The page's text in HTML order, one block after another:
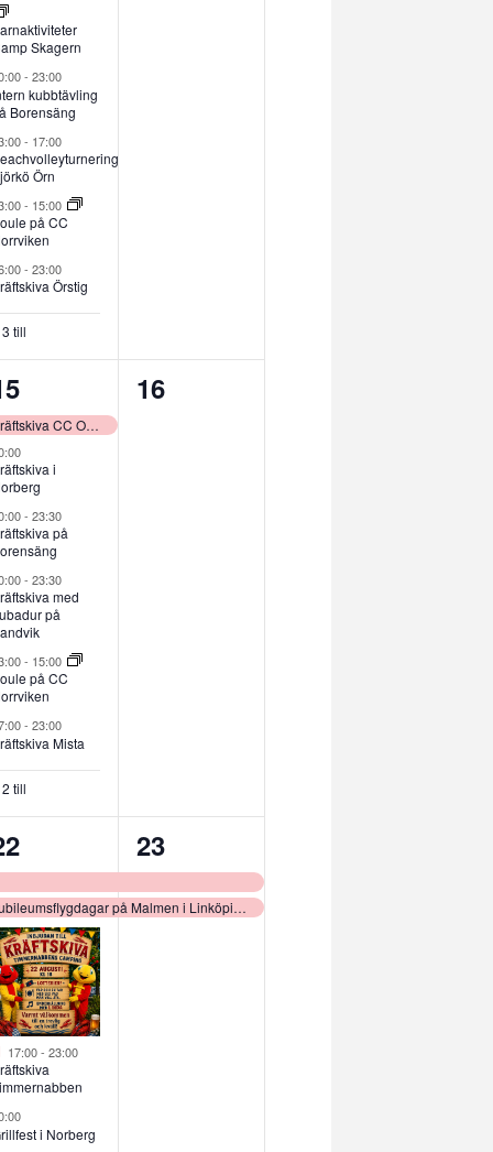
Skagern
- 23:00
kubbtävling
Borensäng
- 17:00
Örn
- 15:00
på CC
- 23:00
Örstig
till
Kräftskiva CC Olofsbo
i
- 23:30
på
- 23:30
med
på
- 15:00
på CC
- 23:00
Mista
till
0
16
Jubileumsflygdagar på Malmen i Linköping
Utvalt
17:00- 23:00
i Norberg
2
evenemang,
23